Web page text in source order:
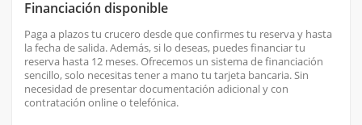
Financiación disponible
Paga a plazos tu crucero desde que confirmes tu reserva y hasta
la fecha de salida. Además, si lo deseas, puedes financiar tu
reserva hasta 12 meses. Ofrecemos un sistema de financiación
sencillo, solo necesitas tener a mano tu tarjeta bancaria. Sin
necesidad de presentar documentación adicional y con
contratación online o telefónica.